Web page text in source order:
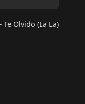
Te Olvido (La La)